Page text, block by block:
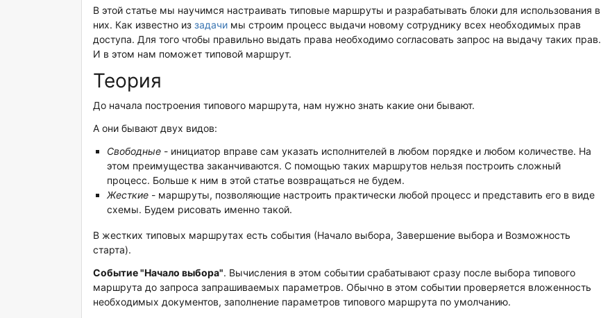
В этой статье мы научимся настраивать типовые маршруты и разрабатывать блоки для использования в
них. Как известно из задачи мы строим процесс выдачи новому сотруднику всех необходимых прав
доступа. Для того чтобы правильно выдать права необходимо согласовать запрос на выдачу таких прав.
И в этом нам поможет типовой маршрут.
Теория
До начала построения типового маршрута, нам нужно знать какие они бывают.
А они бывают двух видов:
Свободные - инициатор вправе сам указать исполнителей в любом порядке и любом количестве. На
этом преимущества заканчиваются. С помощью таких маршрутов нельзя построить сложный
процесс. Больше к ним в этой статье возвращаться не будем.
Жесткие - маршруты, позволяющие настроить практически любой процесс и представить его в виде
схемы. Будем рисовать именно такой.
В жестких типовых маршрутах есть события (Начало выбора, Завершение выбора и Возможность
старта).
Событие "Начало выбора". Вычисления в этом событии срабатывают сразу после выбора типового
маршрута до запроса запрашиваемых параметров. Обычно в этом событии проверяется вложенность
необходимых документов, заполнение параметров типового маршрута по умолчанию.